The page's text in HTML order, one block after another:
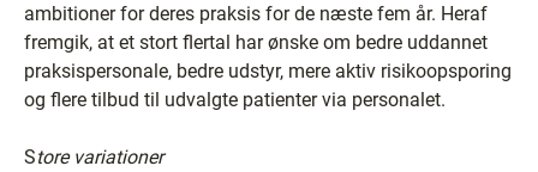
ambitioner for deres praksis for de næste fem år. Heraf
fremgik, at et stort flertal har ønske om bedre uddannet
praksispersonale, bedre udstyr, mere aktiv risikoopsporing
og flere tilbud til udvalgte patienter via personalet.
Store variationer